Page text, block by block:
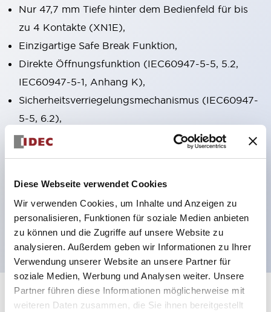
Diese Webseite verwendet Cookies
Wir verwenden Cookies, um Inhalte und Anzeigen zu
personalisieren, Funktionen für soziale Medien anbieten
zu können und die Zugriffe auf unsere Website zu
analysieren. Außerdem geben wir Informationen zu Ihrer
Verwendung unserer Website an unsere Partner für
soziale Medien, Werbung und Analysen weiter. Unsere
Partner führen diese Informationen möglicherweise mit
weiteren Daten zusammen, die Sie ihnen bereitgestellt
Nur 47,7 mm Tiefe hinter dem Bedienfeld für bis
zu 4 Kontakte (XN1E),
Einzigartige Safe Break Funktion,
Direkte Öffnungsfunktion (IEC60947-5-5, 5.2,
IEC60947-5-1, Anhang K),
Sicherheitsverriegelungsmechanismus (IEC60947-
5-5, 6.2),
Drücken zum Verriegeln, Ziehen/Drehen zum
Zurücksetzen (XN4E),
RoHS-konform, bleifreies Design,
UL NIDS zertifiziert, cUL, TUV, CE konform
Spezifikationen Alle erweitern